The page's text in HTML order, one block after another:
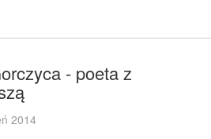
- poeta z
2014